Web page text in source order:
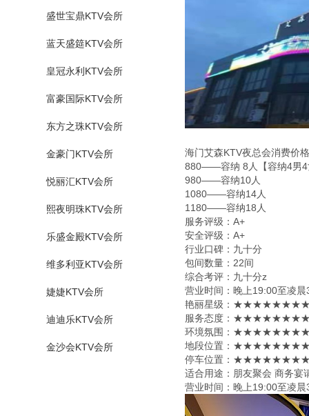
盛世宝鼎KTV会所
蓝天盛筵KTV会所
皇冠永利KTV会所
富豪国际KTV会所
东方之珠KTV会所
金豪门KTV会所
悦丽汇KTV会所
熙夜明珠KTV会所
乐盛金殿KTV会所
维多利亚KTV会所
婕婕KTV会所
迪迪乐KTV会所
金沙会KTV会所
海门艾森KTV夜总会消费价
880——容纳 8人【容纳4男4
980——容纳10人
1080——容纳14人
1180——容纳18人
服务评级：A+
安全评级：A+
行业口碑：九十分
包间数量：22间
综合考评：九十分z
营业时间：晚上19:00至凌晨
艳丽星级​‌‌：
服务态度：
环境氛围：
地段位置：
停车位置：
适合用途：朋友聚会 商务宴
营业时间：晚上19:00至凌晨